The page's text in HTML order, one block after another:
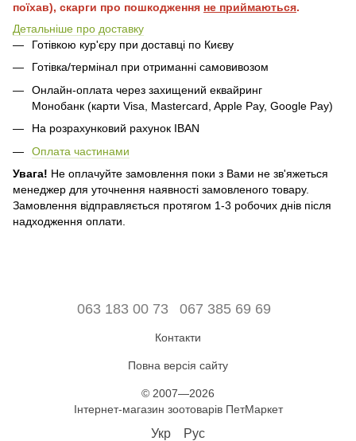
поїхав), скарги про пошкодження не приймаються.
Детальніше про доставку
Готівкою кур'єру при доставці по Києву
Готівка/термінал при отриманні самовивозом
Онлайн-оплата через захищений еквайринг
Монобанк (карти Visa, Mastercard, Apple Pay, Google Pay)
На розрахунковий рахунок IBAN
Оплата частинами
Увага! Не оплачуйте замовлення поки з Вами не зв'яжеться
менеджер для уточнення наявності замовленого товару.
Замовлення відправляється протягом 1-3 робочих днів після
надходження оплати.
063 183 00 73 067 385 69 69
Контакти
Повна версія сайту
© 2007—2026
Інтернет-магазин зоотоварів ПетМаркет
Укр Рус